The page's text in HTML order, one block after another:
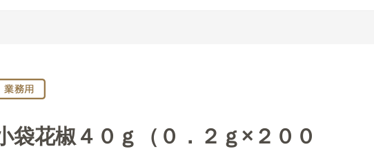
袋花椒４０ｇ（０．２ｇ×２００